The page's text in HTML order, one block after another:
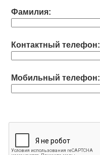
Фамилия:
Контактный телефон:
Мобильный телефон: